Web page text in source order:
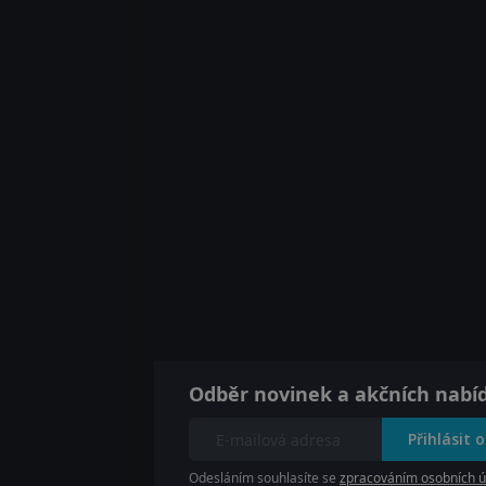
Odběr novinek a akčních
Přihlásit
Odesláním souhlasíte se zpracováním osobních